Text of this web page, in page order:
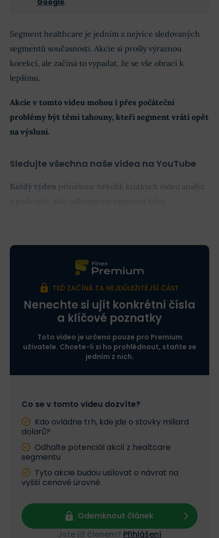
Segment healthcare je jedním z nejvíce sledovaných
segmentů současnosti. Akcie si prošly výraznou
korekcí, ale začíná to vypadat, že se vše obrací k
lepšímu.
Akcie v tomto videu mohou i přes počáteční
problémy být těmi tahouny, kteří segment vrátí opět
na výsluní.
Sledujte všechna naše videa na YouTube
Každý týden přinášíme několik krátkých video analýz
TEĎ ZAČÍNÁ TA NEJDŮLEŽITĚJŠÍ ČÁST
Nenechte si ujít konkrétní čísla
a klíčové poznatky
Toto video je určeno pouze pro Premium
uživatele. Chcete-li si ho prohlédnout, staňte se
jedním z nich.
Co se v tomto videu dozvíte?
Kdo ovládne trh, kde jde o stovky miliard
dolarů?
Odhalte potenciál akcií z healtcare
segmentu
Tyto akcie budou usilovat o návrat na
vyšší cenové úrovně
Odemknout článek
Jste již členem? Přihlášení